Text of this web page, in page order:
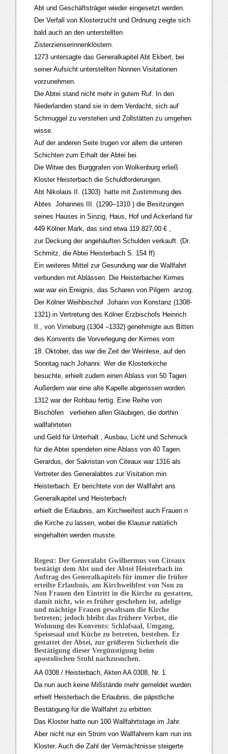
Abt und Geschäftsträger wieder eingesetzt werden.
Der Verfall von Klosterzucht und Ordnung zeigte sich
bald auch an den unterstellten
Zisterzienserinnenklöstern.
1273 untersagte das Generalkapitel Abt Ekbert, bei
seiner Aufsicht unterstellten Nonnen Visitationen
vorzunehmen.
Die Abtei stand nicht mehr in gutem Ruf. In den
Niederlanden stand sie in dem Verdacht, sich auf
Schmuggel zu verstehen und Zollstätten zu umgehen
wisse.
Auf der anderen Seite trugen vor allem die unteren
Schichten zum Erhalt der Abtei bei.
Die Witwe des Burggrafen von Wolkenburg erließ
Kloster Heisterbach die Schuldforderungen.
Abt Nikolaus II. (1303) hatte mit Zustimmung des
Abtes Johannes III. (1290–1310 ) die Besitzungen
seines Hauses in Sinzig, Haus, Hof und Ackerland für
449 Kölner Mark, das sind etwa 119.827,00 € ,
zur Deckung der angehäuften Schulden verkauft. (Dr.
Schmitz, die Abtei Heisterbach S. 154 ff)
Ein weiteres Mittel zur Gesundung war die Wallfahrt
verbunden mit Ablässen. Die Heisterbacher Kirmes
war war ein Ereignis, das Scharen von Pilgern anzog.
Der Kölner Weihbischof Johann von Konstanz (1308-
1321) in Vertretung des Kölner Erzbischofs Heinrich
II., von Virneburg (1304 –1332) genehmigte aus Bitten
des Konvents die Vorverlegung der Kirmes vom
18. Oktober, das war die Zeit der Weinlese, auf den
Sonntag nach Johanni. Wer die Klosterkirche
besuchte, erhielt zudem einen Ablass von 50 Tagen.
Außerdem war eine alte Kapelle abgerissen worden.
1312 war der Rohbau fertig. Eine Reihe von
Bischöfen verliehen allen Gläubigen, die dorthin
wallfahrteten
und Geld für Unterhalt , Ausbau, Licht und Schmuck
für die Abtei spendeten eine Ablass von 40 Tagen.
Gerardus, der Sakristan von Citeaux war 1316 als
Vertreter des Generalabtes zur Visitation min
Heisterbach. Er berichtete von der Wallfahrt ans
Generalkapitel und Heisterbach
erhielt die Erlaubnis, am Kirchweifest auch Frauen n
die Kirche zu lassen, wobei die Klausur natürlich
eingehalten werden musste.
Regest: Der Generalabt Gwilhermus von Citeaux
bestätigt dem Abt und der Abtei Heisterbach im
Auftrag des Generalkapitels für immer die früher
erteilte Erlaubnis, am Kirchweihfest von Non zu
Non Frauen den Eintritt in die Kirche zu gestatten,
damit nicht, wie es früher geschehen ist, adelige
und mächtige Frauen gewaltsam die Kirche
betreten; jedoch bleibt das frühere Verbot, die
Wohnung des Konvents: Schlafsaal, Umgang,
Speisesaal und Küche zu betreten, bestehen. Er
gestattet der Abtei, zur größeren Sicherheit die
Bestätigung dieser Vergünstigung beim
apostolischen Stuhl nachzusuchen.
AA 0308 / Heisterbach, Akten AA 0308, Nr. 1
Da nun auch keine Mißstände mehr gemeldet wurden.
erhielt Heisterbach die Erlaubnis, die päpstliche
Bestätigung für die Wallfahrt zu erbitten.
Das Kloster hatte nun 100 Wallfahrtstage im Jahr.
Aber nicht nur ein Strom von Wallfahrern kam nun ins
Kloster. Auch die Zahl der Vermächtnisse steigerte